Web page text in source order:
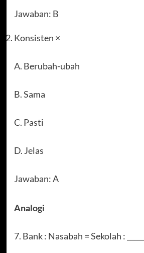
Jawaban: B
Konsisten ×
A. Berubah-ubah
B. Sama
C. Pasti
D. Jelas
Jawaban: A
Analogi
7. Bank : Nasabah = Sekolah : ______